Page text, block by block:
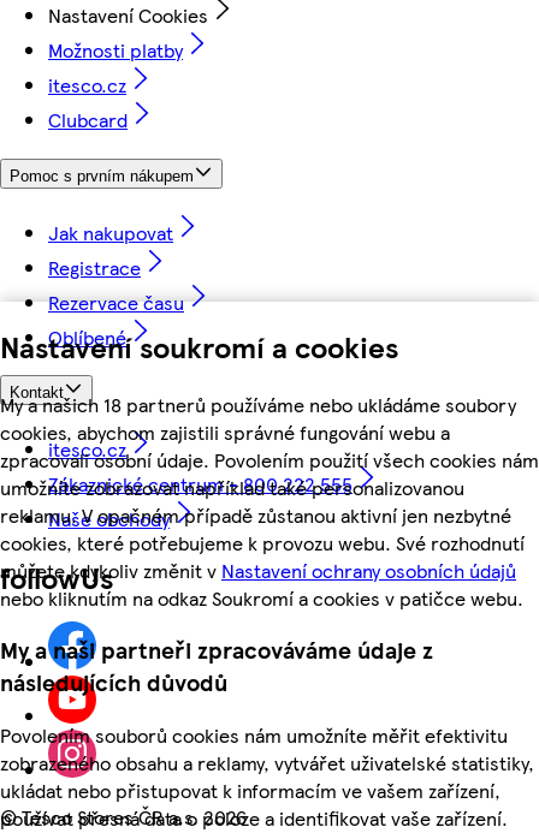
Nastavení soukromí a cookies
My a našich 18 partnerů používáme nebo ukládáme soubory
cookies, abychom zajistili správné fungování webu a
zpracovali osobní údaje. Povolením použití všech cookies nám
umožníte zobrazovat například také personalizovanou
reklamu. V opačném případě zůstanou aktivní jen nezbytné
cookies, které potřebujeme k provozu webu. Své rozhodnutí
můžete kdykoliv změnit v Nastavení ochrany osobních údajů
nebo kliknutím na odkaz Soukromí a cookies v patičce webu.
My a naši partneři zpracováváme údaje z
následujících důvodů
Povolením souborů cookies nám umožníte měřit efektivitu
zobrazeného obsahu a reklamy, vytvářet uživatelské statistiky,
ukládat nebo přistupovat k informacím ve vašem zařízení,
používat přesná data o poloze a identifikovat vaše zařízení.
Nastavení Cookies
Možnosti platby
itesco.cz
Clubcard
Pomoc s prvním nákupem
Jak nakupovat
Registrace
Rezervace času
Oblíbené
Kontakt
itesco.cz
Zákaznické centrum - 800 222 555
Naše obchody
followUs
©Tesco Stores ČR a.s. 2026